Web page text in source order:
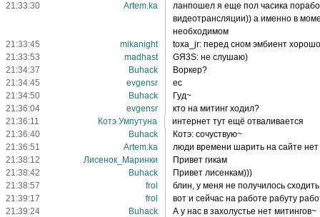
21:33:30
Artem.ka
ланпошел я еще пол часика
видеотрансляции)) а именно в
необходимом
21:33:45
mikanight
toxa_jr: перед сном эмбиент
21:33:53
madhast
GЯ3S: не слушаю)
21:34:37
Buhack
Воркер?
21:34:45
evgensr
ес
21:34:50
Buhack
Гуд~
21:36:04
evgensr
кто на митинг ходил?
21:36:11
Котэ Умпутуна
интернет тут ещё отваливается
21:36:40
Buhack
Котэ: сочуствую~
21:36:51
Artem.ka
люди времени шарить на сайте нет
21:38:12
Лисенок_Маринки
Привет гикам
21:38:42
Buhack
Привет лисенкам)))
21:38:57
frol
блин, у меня не получилось
21:39:17
frol
вот и сейчас на работе рабуту
21:39:24
Buhack
А у нас в захолустье нет митингов~